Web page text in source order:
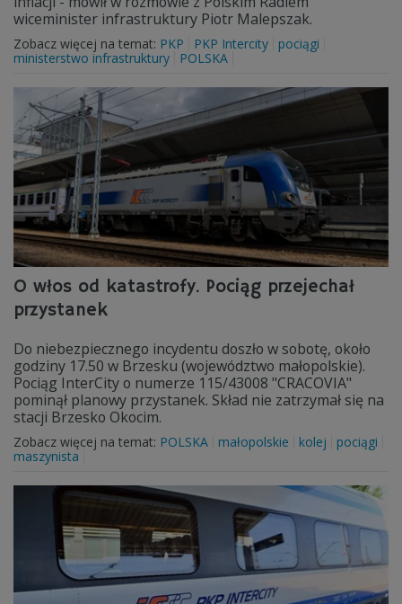
wiceminister infrastruktury Piotr Malepszak.
Zobacz więcej na temat: PKP PKP Intercity
pociągi
ministerstwo infrastruktury
POLSKA
O włos od katastrofy. Pociąg przejechał
przystanek
Do niebezpiecznego incydentu doszło w sobotę, około
godziny 17.50 w Brzesku (województwo małopolskie).
Pociąg InterCity o numerze 115/43008 "CRACOVIA"
pominął planowy przystanek. Skład nie zatrzymał się na
stacji Brzesko Okocim.
Zobacz więcej na temat: POLSKA małopolskie kolej
pociągi
maszynista